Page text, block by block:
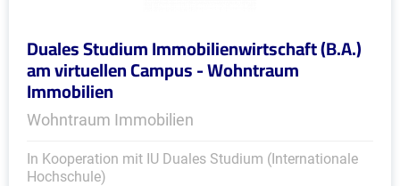
Duales Studium Immobilienwirtschaft (B.A.)
am virtuellen Campus - Wohntraum
Immobilien
Wohntraum Immobilien
In Kooperation mit IU Duales Studium (Internationale
Hochschule)